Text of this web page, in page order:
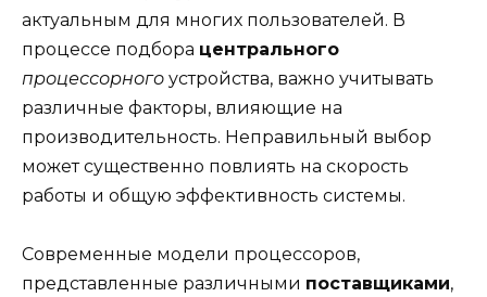
актуальным для многих пользователей. В
процессе подбора центрального
процессорного устройства, важно учитывать
различные факторы, влияющие на
производительность. Неправильный выбор
может существенно повлиять на скорость
работы и общую эффективность системы.
Современные модели процессоров,
представленные различными поставщиками,